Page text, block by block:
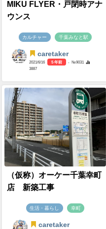
MIKU FLYER・戸閉時アナ
ウンス
カルチャー 千葉みなと駅
caretaker
2021/6/16 5 年前
- №9031
3887
（仮称）オーケー千葉幸町
店 新築工事
生活・暮らし 幸町
caretaker